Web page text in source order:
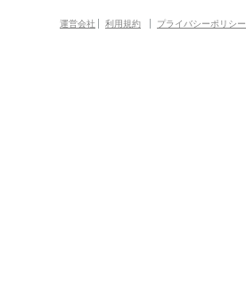
運営会社 利用規約 プライバシーポリシー